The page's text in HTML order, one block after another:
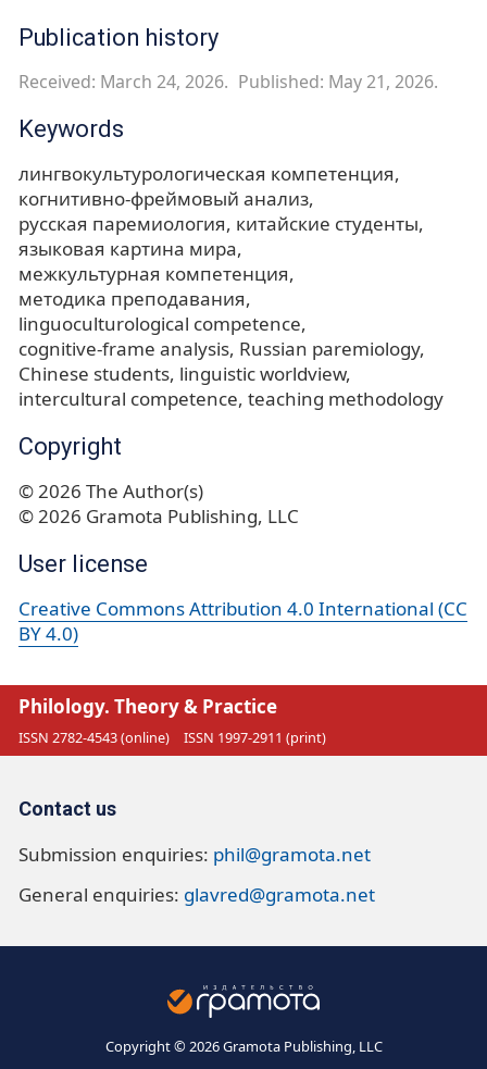
Publication history
Received: March 24, 2026. Published: May 21, 2026.
Keywords
лингвокультурологическая компетенция
когнитивно-фреймовый анализ
русская паремиология китайские студенты
языковая картина мира
межкультурная компетенция
методика преподавания
linguoculturological competence
cognitive-frame analysis Russian paremiology
Chinese students linguistic worldview
intercultural competence teaching methodology
Copyright
© 2026 The Author(s)
© 2026 Gramota Publishing, LLC
User license
Creative Commons Attribution 4.0 International (CC
BY 4.0)
Philology. Theory & Practice
ISSN 2782-4543 (online) ISSN 1997-2911 (print)
Contact us
Submission enquiries: phil@gramota.net
General enquiries: glavred@gramota.net
Copyright © 2026 Gramota Publishing, LLC